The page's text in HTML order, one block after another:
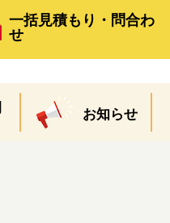
一括見積もり・問合わ
せ
お知らせ